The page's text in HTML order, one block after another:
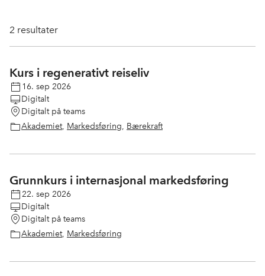
2 resultater
Kurs i regenerativt reiseliv
16. sep 2026
Digitalt
Digitalt på teams
Akademiet, Markedsføring, Bærekraft
Grunnkurs i internasjonal markedsføring
22. sep 2026
Digitalt
Digitalt på teams
Akademiet, Markedsføring